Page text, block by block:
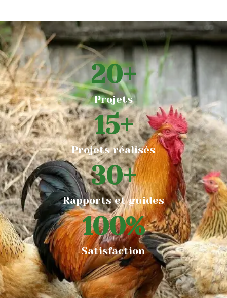
Projets
20+
Projets réalisés
15+
Rapports et guides
30+
Satisfaction
100%